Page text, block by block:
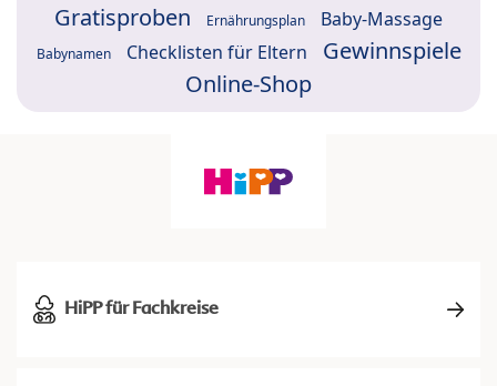
Gratisproben Ernährungsplan Baby-Massage
Babynamen Checklisten für Eltern
Gewinnspiele
Online-Shop
HiPP für Fachkreise